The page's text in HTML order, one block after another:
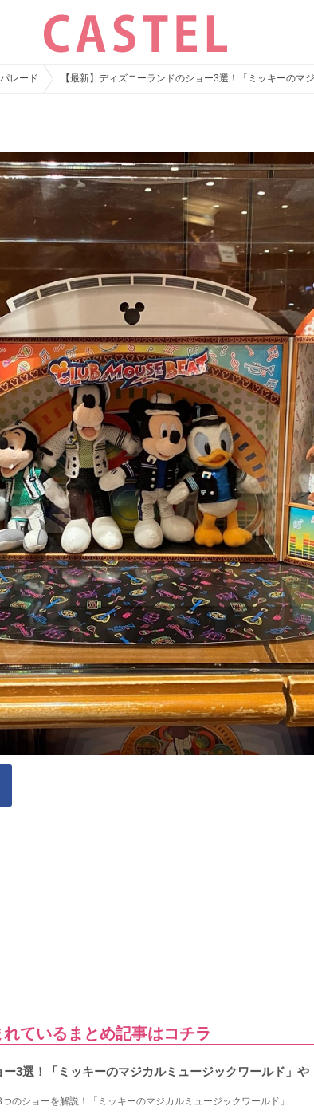
レード 【最新】ディズニーランドのショー3選！「ミッキーのマ
ているまとめ記事はコチラ
ー3選！「ミッキーのマジカルミュージックワールド」や
のショーを解説！「ミッキーのマジカルミュージックワールド」...